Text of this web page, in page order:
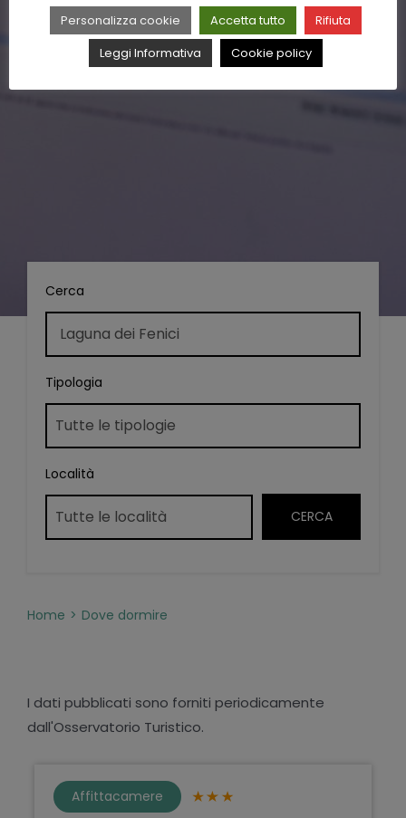
Cerca
Tipologia
Località
Home Dove dormire
I dati pubblicati sono forniti periodicamente
dall'Osservatorio Turistico.
Affittacamere
Personalizza cookie Accetta tutto
Rifiuta
Leggi Informativa
Cookie policy